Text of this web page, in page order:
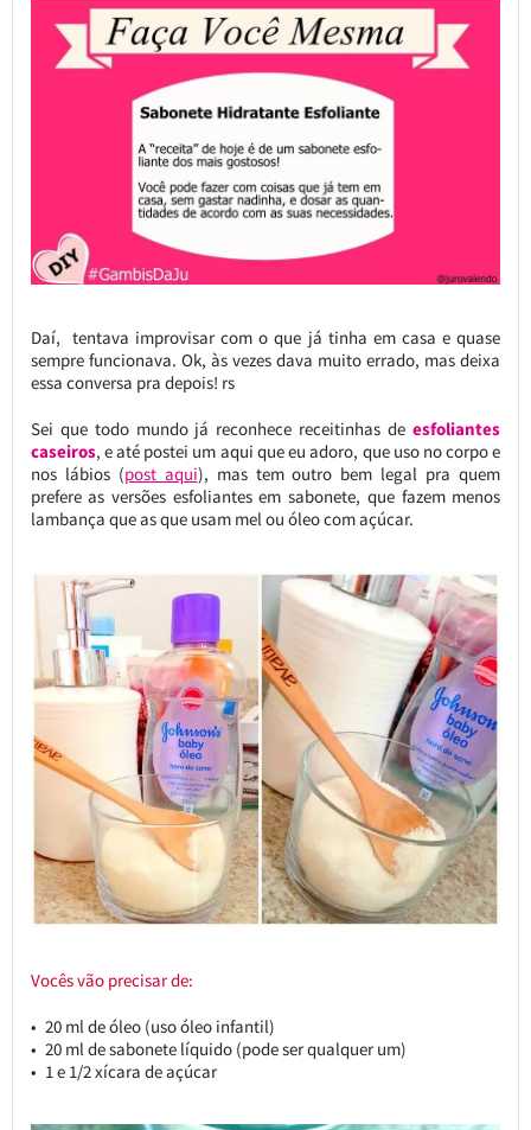
Daí, tentava improvisar com o que já tinha em casa e quase
sempre funcionava. Ok, às vezes dava muito errado, mas deixa
essa conversa pra depois! rs
Sei que todo mundo já reconhece receitinhas deesfoliantes
caseiros, e até postei um aqui que eu adoro, que uso no corpo e
nos lábios (post aqui), mas tem outro bem legal pra quem
prefere as versões esfoliantes em sabonete, que fazem menos
lambança que as que usam mel ou óleo com açúcar.
Vocês vão precisar de:
20 ml de óleo (uso óleo infantil)
20 ml de sabonete líquido (pode ser qualquer um)
1 e 1/2 xícara de açúcar